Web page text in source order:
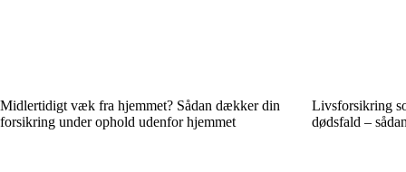
Midlertidigt væk fra hjemmet? Sådan dækker din
forsikring under ophold udenfor hjemmet
Livsforsikring
dødsfald –